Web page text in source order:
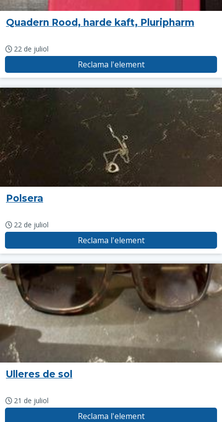
Quadern Rood, harde kaft, Pluripharm
22 de juliol
Reclama l'element
Polsera
22 de juliol
Reclama l'element
Ulleres de sol
21 de juliol
Reclama l'element